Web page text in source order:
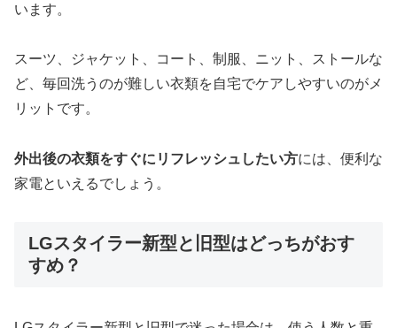
います。
スーツ、ジャケット、コート、制服、ニット、ストールな
ど、毎回洗うのが難しい衣類を自宅でケアしやすいのがメ
リットです。
外出後の衣類をすぐにリフレッシュしたい方には、便利な
家電といえるでしょう。
LGスタイラー新型と旧型はどっちがおす
すめ？